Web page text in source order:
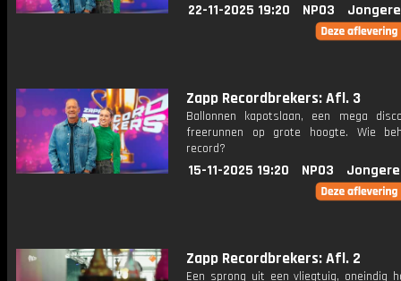
22-11-2025 19:20 NPO3
Zapp Recordbrekers: Afl. 3
Ballonnen kapotslaan, een mega
freerunnen op grote hoogte. Wie
record?
15-11-2025 19:20 NPO3
Zapp Recordbrekers: Afl. 2
Een sprong uit een vliegtuig, oneindig